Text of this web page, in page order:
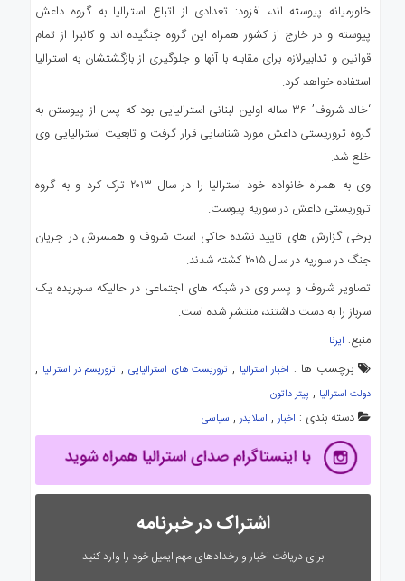
خاورمیانه پیوسته اند، افزود: تعدادی از اتباع استرالیا به گروه داعش
پیوسته و در خارج از کشور همراه این گروه جنگیده اند و کانبرا از تمام
قوانین و تدابیرلازم برای مقابله با آنها و جلوگیری از بازگشتشان به استرالیا
استفاده خواهد کرد.
‘خالد شروف’ ۳۶ ساله اولین لبنانی-استرالیایی بود که پس از پیوستن به
گروه تروریستی داعش مورد شناسایی قرار گرفت و تابعیت استرالیایی وی
خلع شد.
وی به همراه خانواده خود استرالیا را در سال ۲۰۱۳ ترک کرد و به گروه
تروریستی داعش در سوریه پیوست.
برخی گزارش های تایید نشده حاکی است شروف و همسرش در جریان
جنگ در سوریه در سال ۲۰۱۵ کشته شدند.
تصاویر شروف و پسر وی در شبکه های اجتماعی در حالیکه سربریده یک
سرباز را به دست داشتند، منتشر شده است.
منبع: ایرنا
برچسب ها : اخبار استرالیا , تروریست های استرالیایی , تروریسم در استرالیا ,
دولت استرالیا , پیتر داتون
دسته بندی : اخبار, اسلایدر, سیاسی
اشتراک در خبرنامه
برای دریافت اخبار و رخدادهای مهم ایمیل خود را وارد کنید